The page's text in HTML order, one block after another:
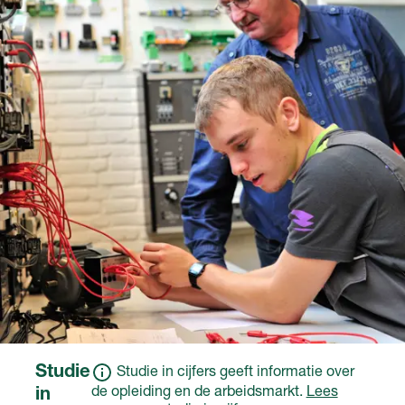
je een
arbeidsovereenkomst
met het erkende
leerbedrijf en krijg je
salaris.
Een ander diploma of
bewijsstuk dat de
overheid heeft erkend
op basis van een
ministeriële regeling.
Voor deze opleiding
kan een school
aanvullende eisen
stellen of wiskunde of
natuur- en scheikunde
onderdeel waren van
het eindexamen.
Studie
in
Studie in cijfers geeft informatie over
de opleiding en de arbeidsmarkt. Lees